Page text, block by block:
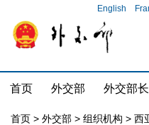
English
首页 外交部 外交部长
首页 > 外交部 > 组织机构 > 西